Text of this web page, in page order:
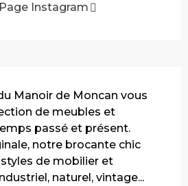
Page Instagram
Manoir de Moncan vous
de meubles et
passé et présent.
notre brocante chic
de mobilier et
naturel, vintage...